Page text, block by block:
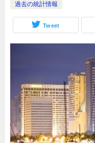
過去の統計情報
Tweet